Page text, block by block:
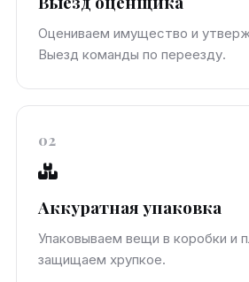
Оцениваем имущество и
Выезд команды по переезду.
02
Аккуратная упаковка
Упаковываем вещи в коробки и
защищаем хрупкое.